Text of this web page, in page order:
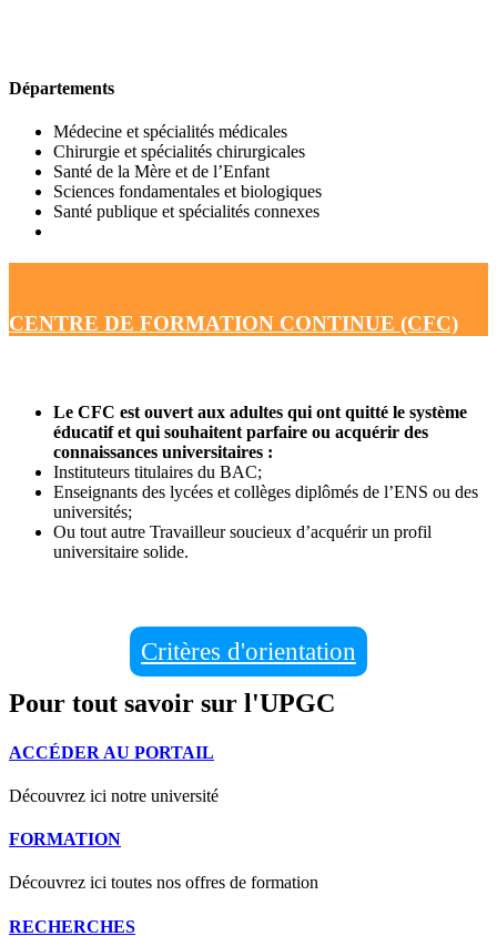
Départements
Médecine et spécialités médicales
Chirurgie et spécialités chirurgicales
Santé de la Mère et de l’Enfant
Sciences fondamentales et biologiques
Santé publique et spécialités connexes
CENTRE DE FORMATION CONTINUE (CFC)
Le CFC est ouvert aux adultes qui ont quitté le système
éducatif et qui souhaitent parfaire ou acquérir des
connaissances universitaires :
Instituteurs titulaires du BAC;
Enseignants des lycées et collèges diplômés de l’ENS ou des
universités;
Ou tout autre Travailleur soucieux d’acquérir un profil
universitaire solide.
Critères d'orientation
Pour tout savoir sur l'UPGC
ACCÉDER AU PORTAIL
Découvrez ici notre université
FORMATION
Découvrez ici toutes nos offres de formation
RECHERCHES